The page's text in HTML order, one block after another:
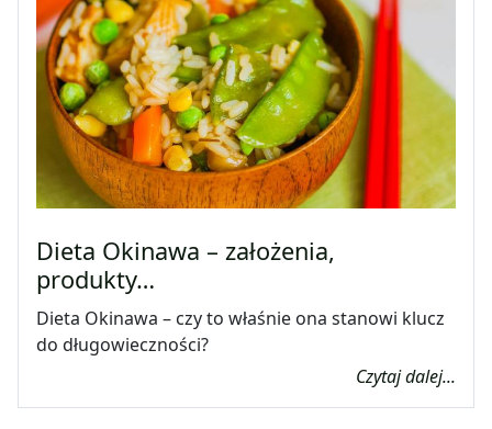
Dieta Okinawa – założenia,
produkty…
Dieta Okinawa – czy to właśnie ona stanowi klucz
do długowieczności?
Czytaj dalej...